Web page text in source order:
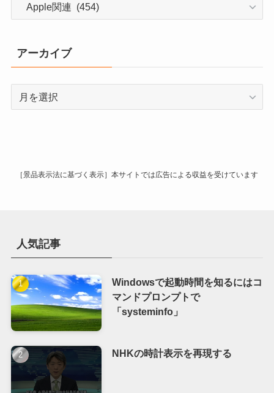
リ
ー
アーカイブ
［景品表示法に基づく表示］本サイトでは広告による収益を受けています
人気記事
Windowsで起動時間を知るにはコ
マンドプロンプトで
「systeminfo」
NHKの時計表示を再現する